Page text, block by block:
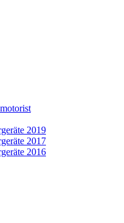
2019
2017
2016